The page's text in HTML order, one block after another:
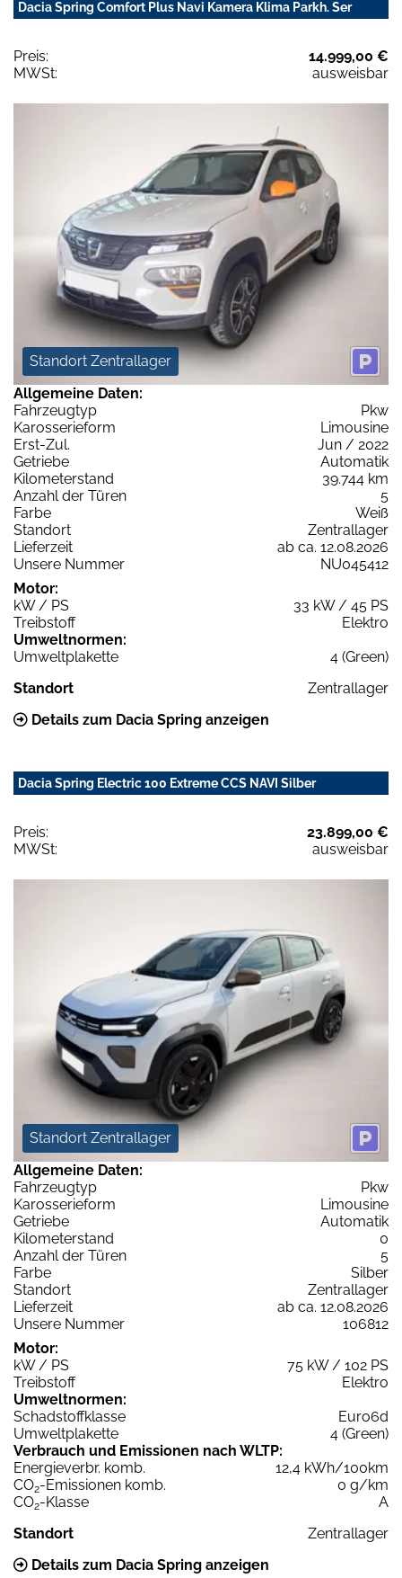
Dacia Spring Comfort Plus Navi Kamera Klima Parkh. Ser
Preis:
14.999,00 €
MWSt:
ausweisbar
Standort Zentrallager
Allgemeine Daten:
Fahrzeugtyp
Pkw
Karosserieform
Limousine
Erst-Zul.
Jun / 2022
Getriebe
Automatik
Kilometerstand
39.744 km
Anzahl der Türen
5
Farbe
Weiß
Standort
Zentrallager
Lieferzeit
ab ca. 12.08.2026
Unsere Nummer
NU045412
Motor:
kW / PS
33 kW / 45 PS
Treibstoff
Elektro
Umweltnormen:
Umweltplakette
4 (Green)
Standort
Zentrallager
Details zum Dacia Spring anzeigen
Dacia Spring Electric 100 Extreme CCS NAVI Silber
Preis:
23.899,00 €
MWSt:
ausweisbar
Standort Zentrallager
Allgemeine Daten:
Fahrzeugtyp
Pkw
Karosserieform
Limousine
Getriebe
Automatik
Kilometerstand
0
Anzahl der Türen
5
Farbe
Silber
Standort
Zentrallager
Lieferzeit
ab ca. 12.08.2026
Unsere Nummer
106812
Motor:
kW / PS
75 kW / 102 PS
Treibstoff
Elektro
Umweltnormen:
Schadstoffklasse
Euro6d
Umweltplakette
4 (Green)
Verbrauch und Emissionen nach WLTP:
Energieverbr. komb.
12,4 kWh/100km
CO2-Emissionen komb.
0 g/km
CO2-Klasse
A
Standort
Zentrallager
Details zum Dacia Spring anzeigen